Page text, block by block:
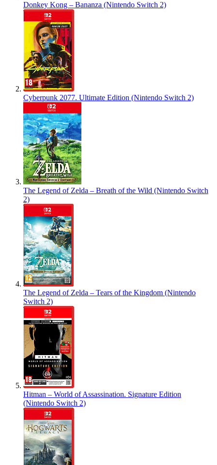
Donkey Kong – Bananza (Nintendo Switch 2)
Cyberpunk 2077. Ultimate Edition (Nintendo Switch 2)
The Legend of Zelda – Breath of the Wild (Nintendo Switch
2)
The Legend of Zelda – Tears of the Kingdom (Nintendo
Switch 2)
Hitman – World of Assassination. Signature Edition
(Nintendo Switch 2)